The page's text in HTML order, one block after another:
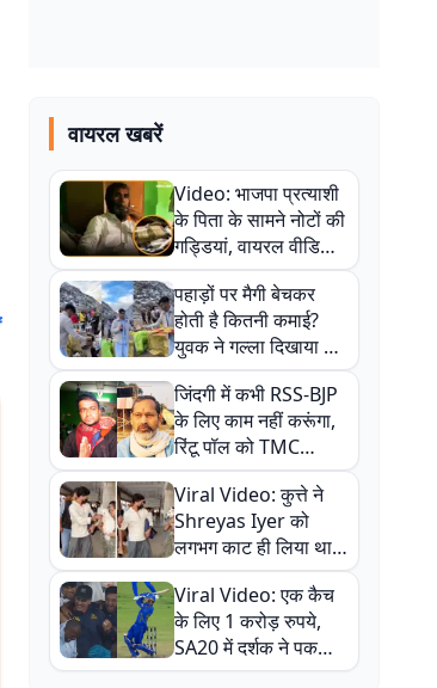
वायरल खबरें
Video: भाजपा प्रत्याशी
के पिता के सामने नोटों की
गड्डियां, वायरल वीडियो
से राजनीति में उबाल,
अजित महतो बोले- TMC
की गंदी चाल
पहाड़ों पर मैगी बेचकर
होती है कितनी कमाई?
युवक ने गल्ला दिखाया तो
नौकरी वालों के खड़े हो गए
कान
जिंदगी में कभी RSS-BJP
के लिए काम नहीं करूंगा,
रिंटू पॉल को TMC
ऑफिस में ले जाकर पीटा,
Video वायरल
Viral Video: कुत्ते ने
Shreyas Iyer को
लगभग काट ही लिया था,
न्यूजीलैंड सीरीज से पहले
बाल-बाल बचे
Viral Video: एक कैच
के लिए 1 करोड़ रुपये,
SA20 में दर्शक ने पकड़ा
एक हाथ से गजब का कैच